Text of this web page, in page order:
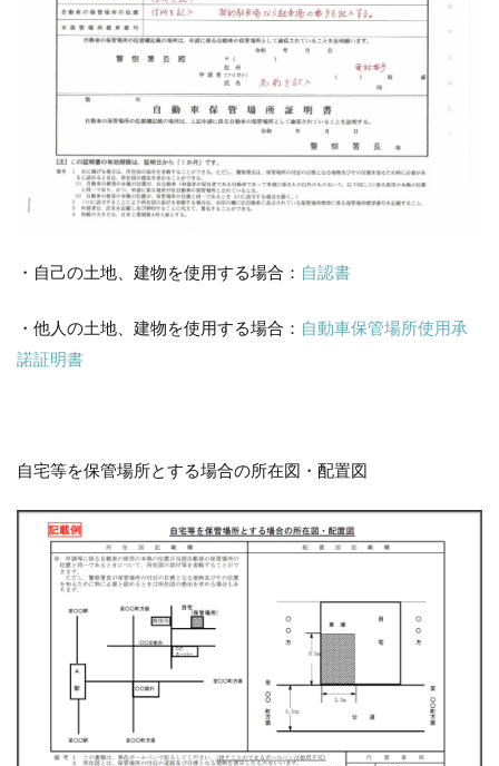
・自己の土地、建物を使用する場合： 自認書
・他人の土地、建物を使用する場合： 自動車保管場所使用承
諾証明書
自宅等を保管場所とする場合の所在図・配置図